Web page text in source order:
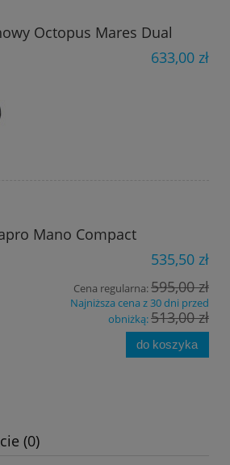
Octopus Mares Dual
633,00 zł
Mano Compact
535,50 zł
Cena regularna:595,00 zł
Najniższa cena z 30 dni przed
obniżką:513,00 zł
do koszyka
(0)